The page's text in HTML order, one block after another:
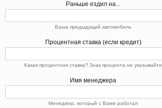
Раньше ездил на...
Ваша предыдущий автомобиль
Процентная ставка (если кредит)
Какая процентная ставка? Знак процента не указывайте
Имя менеджера
Менеджер, который с Вами работал